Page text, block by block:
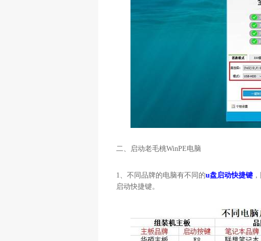
二、启动老毛桃WinPE电脑
1、不同品牌的电脑有不同的u盘启动快捷键
启动快捷键。